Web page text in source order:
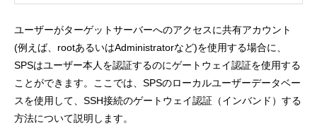
ユーザーがターゲットサーバーへのアクセスに共有アカウント
(例えば、rootあるいはAdministratorなど)を使用する場合に、
SPSはユーザー本人を認証するのにゲートウェイ認証を使用する
ことができます。ここでは、SPSのローカルユーザーデータベー
スを使用して、SSH接続のゲートウェイ認証（インバンド）する
方法について説明します。